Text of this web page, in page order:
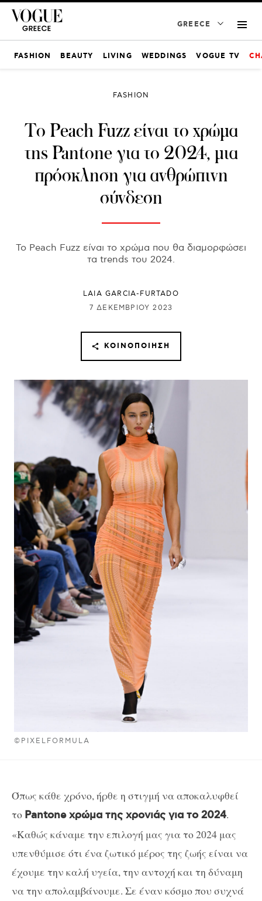
GREECE
FASHION BEAUTY LIVING WEDDINGS VOGUE TV
©PIXELFORMULA
FASHION
Το Peach Fuzz είναι το χρώμα
της Pantone για το 2024, μια
πρόσκληση για ανθρώπινη
σύνδεση
Το Peach Fuzz είναι το χρώμα που θα διαμορφώσει
τα trends του 2024.
LAIA GARCIA-FURTADO
7 ΔΕΚΕΜΒΡΊΟΥ 2023
ΚΟΙΝΟΠΟΊΗΣΗ
Όπως κάθε χρόνο, ήρθε η στιγμή να αποκαλυφθεί
το Pantone χρώμα της χρονιάς για το 2024.
«Καθώς κάναμε την επιλογή μας για το 2024 μας
υπενθύμισε ότι ένα ζωτικό μέρος της ζωής είναι να
έχουμε την καλή υγεία, την αντοχή και τη δύναμη
να την απολαμβάνουμε. Σε έναν κόσμο που συχνά